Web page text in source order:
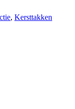
, Kersttakken